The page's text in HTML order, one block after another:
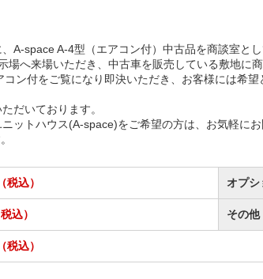
A-space A-4型（エアコン付）中古品を商談室とし
場へ来場いただき、中古車を販売している敷地に
ン付をご覧になり即決いただき、お客様には希
だいております。
ットハウス(A-space)をご希望の方は、お気軽にお
税込） オプシ
込） その他
税込）